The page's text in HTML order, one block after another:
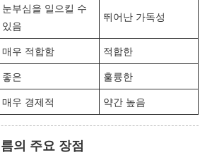
눈부심을 일으킬 수
있음
뛰어난 가독성
매우 적합함
적합한
좋은
훌륭한
매우 경제적 약간 높음
의 주요 장점